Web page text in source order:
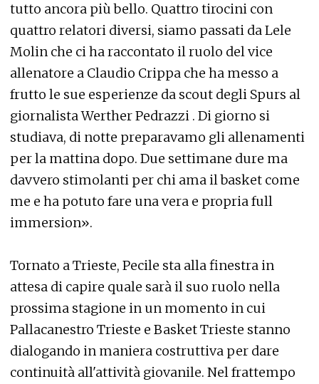
tutto ancora più bello. Quattro tirocini con
quattro relatori diversi, siamo passati da Lele
Molin che ci ha raccontato il ruolo del vice
allenatore a Claudio Crippa che ha messo a
frutto le sue esperienze da scout degli Spurs al
giornalista Werther Pedrazzi . Di giorno si
studiava, di notte preparavamo gli allenamenti
per la mattina dopo. Due settimane dure ma
davvero stimolanti per chi ama il basket come
me e ha potuto fare una vera e propria full
immersion».
Tornato a Trieste, Pecile sta alla finestra in
attesa di capire quale sarà il suo ruolo nella
prossima stagione in un momento in cui
Pallacanestro Trieste e Basket Trieste stanno
dialogando in maniera costruttiva per dare
continuità all'attività giovanile. Nel frattempo